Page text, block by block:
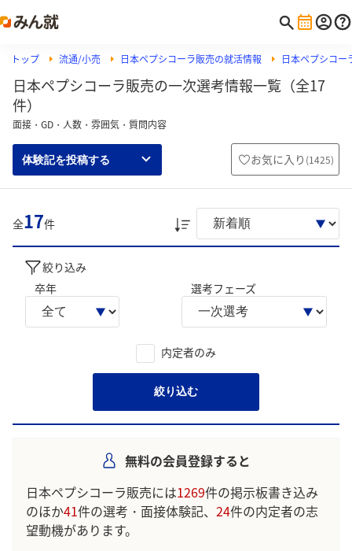
トップ 流通/小売 日本ペプシコーラ販売の就活情報 日本ペプシコー
日本ペプシコーラ販売の一次選考情報一覧（全17
件）
面接・GD・人数・雰囲気・質問内容
体験記を投稿する お気に入り (1425)
全17件
絞り込み
卒年
選考フェーズ
内定者のみ
絞り込む
無料の会員登録すると
日本ペプシコーラ販売には1269件の掲示板書き込み
のほか41件の選考・面接体験記、 24件の内定者の志
望動機があります。